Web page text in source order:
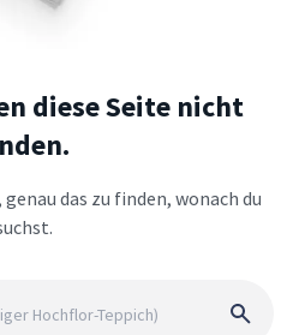
diese Seite nicht
das zu finden, wonach du